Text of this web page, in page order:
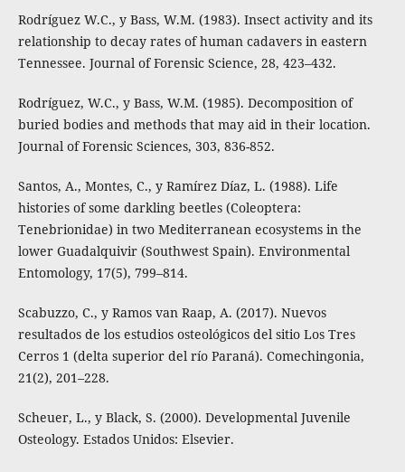
Rodríguez W.C., y Bass, W.M. (1983). Insect activity and its
relationship to decay rates of human cadavers in eastern
Tennessee. Journal of Forensic Science, 28, 423–432.
Rodríguez, W.C., y Bass, W.M. (1985). Decomposition of
buried bodies and methods that may aid in their location.
Journal of Forensic Sciences, 303, 836-852.
Santos, A., Montes, C., y Ramírez Díaz, L. (1988). Life
histories of some darkling beetles (Coleoptera:
Tenebrionidae) in two Mediterranean ecosystems in the
lower Guadalquivir (Southwest Spain). Environmental
Entomology, 17(5), 799–814.
Scabuzzo, C., y Ramos van Raap, A. (2017). Nuevos
resultados de los estudios osteológicos del sitio Los Tres
Cerros 1 (delta superior del río Paraná). Comechingonia,
21(2), 201–228.
Scheuer, L., y Black, S. (2000). Developmental Juvenile
Osteology. Estados Unidos: Elsevier.